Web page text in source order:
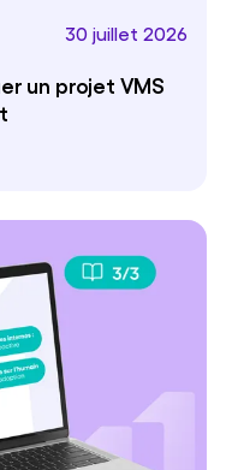
30 juillet 2026
un projet VMS